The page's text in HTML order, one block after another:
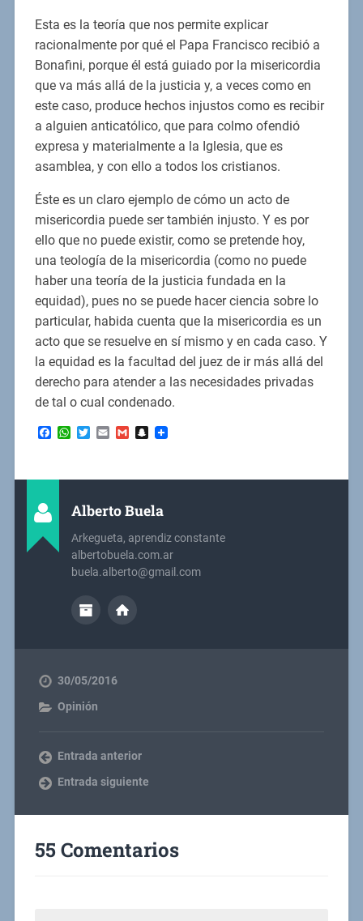
Esta es la teoría que nos permite explicar
racionalmente por qué el Papa Francisco recibió a
Bonafini, porque él está guiado por la misericordia
que va más allá de la justicia y, a veces como en
este caso, produce hechos injustos como es recibir
a alguien anticatólico, que para colmo ofendió
expresa y materialmente a la Iglesia, que es
asamblea, y con ello a todos los cristianos.
Éste es un claro ejemplo de cómo un acto de
misericordia puede ser también injusto. Y es por
ello que no puede existir, como se pretende hoy,
una teología de la misericordia (como no puede
haber una teoría de la justicia fundada en la
equidad), pues no se puede hacer ciencia sobre lo
particular, habida cuenta que la misericordia es un
acto que se resuelve en sí mismo y en cada caso. Y
la equidad es la facultad del juez de ir más allá del
derecho para atender a las necesidades privadas
de tal o cual condenado.
Facebook
WhatsApp
TwitterEmailGmailSnapchat
Alberto Buela
Arkegueta, aprendiz constante
albertobuela.com.ar
buela.alberto@gmail.com
30/05/2016
Opinión
Entrada anterior
Entrada siguiente
55 Comentarios